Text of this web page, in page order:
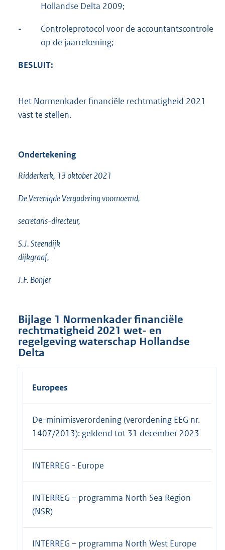
Hollandse Delta 2009;
-
Controleprotocol voor de accountantscontrole
op de jaarrekening;
BESLUIT:
Het Normenkader financiële rechtmatigheid 2021
vast te stellen.
Ondertekening
Ridderkerk, 13 oktober 2021
De Verenigde Vergadering voornoemd,
secretaris-directeur,
S.J. Steendijk
dijkgraaf,
J.F. Bonjer
Bijlage 1 Normenkader financiële
rechtmatigheid 2021 wet- en
regelgeving waterschap Hollandse
Delta
Europees
De-minimisverordening (verordening EEG nr.
1407/2013): geldend tot 31 december 2023
INTERREG - Europe
INTERREG – programma North Sea Region
(NSR)
INTERREG – programma North West Europe